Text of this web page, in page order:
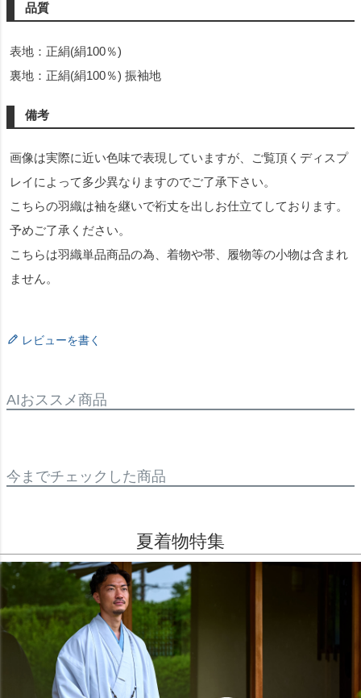
品質
表地：正絹(絹100％)
裏地：正絹(絹100％) 振袖地
備考
画像は実際に近い色味で表現していますが、ご覧頂くディスプ
レイによって多少異なりますのでご了承下さい。
こちらの羽織は袖を継いで裄丈を出しお仕立てしております。
予めご了承ください。
こちらは羽織単品商品の為、着物や帯、履物等の小物は含まれ
ません。
レビューを書く
AIおススメ商品
今までチェックした商品
夏着物特集